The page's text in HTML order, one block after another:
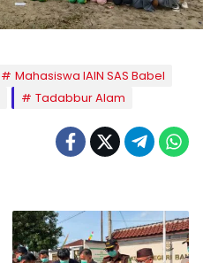
Mahasiswa IAIN SAS Babel
Tadabbur Alam